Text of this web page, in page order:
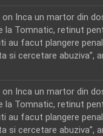
on Inca un martor din
la Tomnatic, retinut
au facut plangere
si cercetare abuziva”,
on Inca un martor din
la Tomnatic, retinut
au facut plangere
si cercetare abuziva”,